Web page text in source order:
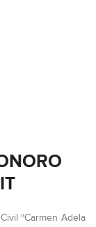
“Carmen Adela